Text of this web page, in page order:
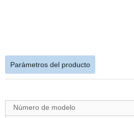
Parámetros del producto
Número de modelo